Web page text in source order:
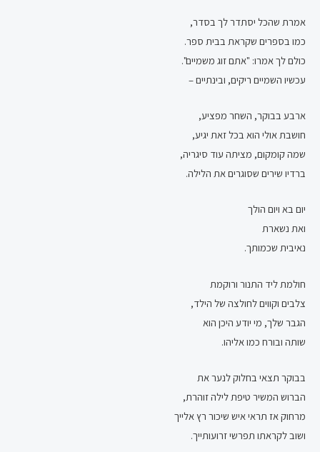
אמרת שהכל יסתדר לך בסדר,
כמו בספרים שקראת בבית ספר.
כולם לך אמרו: "אתם זוג משמיים".
עכשיו השמיים ריקים, ובינתיים –
ארבע בבוקר, השחר מפציע,
חושבת אולי הוא בכל זאת יגיע,
שמה קומקום, מציתה עוד סיגריה,
ברדיו שירים שסוגרים את הלילה.
יום בא ויום הולך
ואת נשארת
נאיבית שכמותך.
חולמת ליד התנור ורוקמת
צלבים וקווים לחולצה של הילד,
הגבר שלך, מי יודע היכן הוא
שותה ובורח כמו אליהו.
בבוקר תצאי בחלוק לנער את
הברוש המשיר טיפת לילה זוהרת,
מרחוק אז תראי איש שיכור רץ אלייך
ושוב לקראתו תפרשי זרועותייך.